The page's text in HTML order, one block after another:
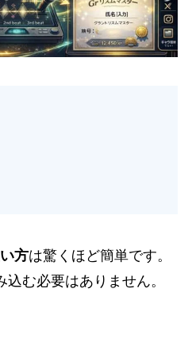
方は驚くほど簡単です。
む必要はありません。